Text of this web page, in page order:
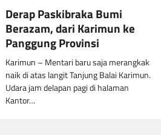
Derap Paskibraka Bumi
Berazam, dari Karimun ke
Panggung Provinsi
Karimun – Mentari baru saja merangkak
naik di atas langit Tanjung Balai Karimun.
Udara jam delapan pagi di halaman
Kantor…